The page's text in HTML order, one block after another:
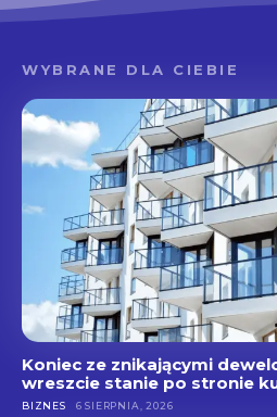
WYBRANE DLA CIEBIE
Koniec ze znikającymi
wreszcie stanie po stronie
BIZNES 6 SIERPNIA, 2026